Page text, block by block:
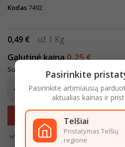
Kodas 7492
0,49 € už 1 Kg
Galutinė kaina0,25 €
Su mokesčiais
Įdėti į krepšelį
 Turime
Pasirinkite
Pasirinkite artimiausią
aktualias kainas ir
Telšiai
Pristatymas Telšių
regione